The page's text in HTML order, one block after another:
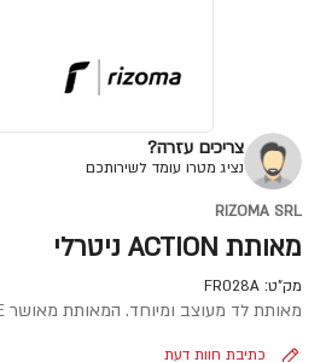
צריכים עזרה?
נציג מטרו עומד לשירותכם
RIZOMA SRL
מאותת ACTION ניטרלי
מק"ט: FR028A
מאותת לד מעוצב ומיוחד. המאותת מאושר CE עם תקינה לכביש. מופעל בטכנולוגיית לד לאורך חיים ארוך ותאורה בהירה .המאותת מעובד בעיבוד שבבי ולכן עיצובו המיוחד.
כתיבת חוות דעת